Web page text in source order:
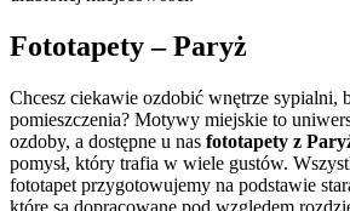
Fototapety – Paryż
Chcesz ciekawie ozdobić wnętrze sypialni,
pomieszczenia? Motywy miejskie to
ozdoby, a dostępne u nas fototapety z
pomysł, który trafia w wiele gustów.
fototapet przygotowujemy na podstawie
które są dopracowane pod względem